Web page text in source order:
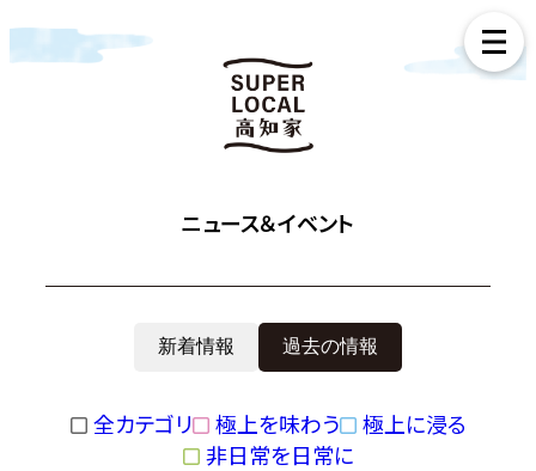
ニュース＆イベント
新着情報 過去の情報
全カテゴリ 極上を味わう
極上に浸る
非日常を日常に